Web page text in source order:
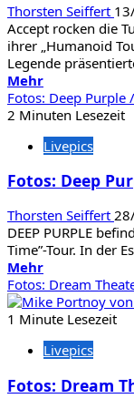
Thorsten Seiffert
Accept rocken die
ihrer „Humanoid
Legende
MehrMehr
über
Accept
Phil
&
the
Bastard
Sons
Fotos: Deep Purple
2 Minuten Lesezeit
Livepics
Fotos: Deep
Thorsten Seiffert
DEEP PURPLE
Time”-Tour. In der
MehrMehr
über
Fotos:
Purple
Jefferson
Fotos: Dream
1 Minute Lesezeit
Livepics
Fotos: Dream